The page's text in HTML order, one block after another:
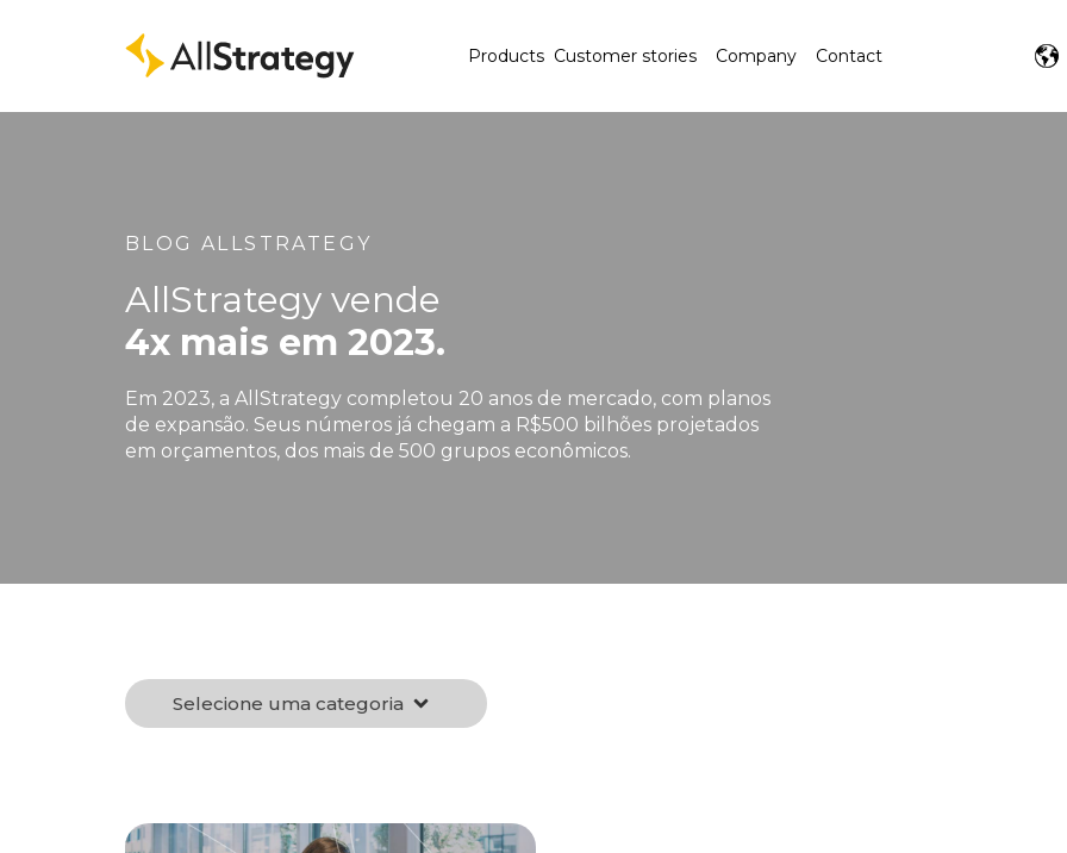
Products Customer stories Company Contact
BLOG ALLSTRATEGY
AllStrategy vende
4x mais em 2023.
Em 2023, a AllStrategy completou 20 anos de mercado, com planos
de expansão. Seus números já chegam a R$500 bilhões projetados
em orçamentos, dos mais de 500 grupos econômicos.
Selecione uma categoria